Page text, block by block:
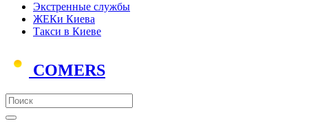
Экстренные службы
ЖЕКи Киева
Такси в Киеве
COMERS